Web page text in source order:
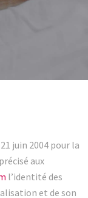
juin 2004 pour la
aux
l’identité des
et de son